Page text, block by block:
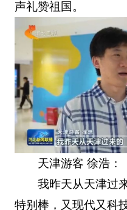
声礼赞祖国。
天津游客 徐浩：
我昨天从天津过
特别棒，又现代又科技